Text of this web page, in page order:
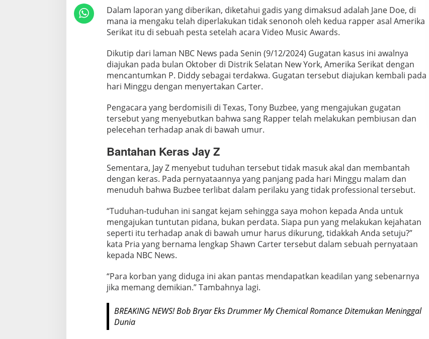
t
a
h
a
n
A
n
g
a
p
u
d
u
h
n
I
n
i
K
j
m
Dalam laporan yang diberikan, diketahui gadis yang dimaksud adalah Jane Doe, di
mana ia mengaku telah diperlakukan tidak senonoh oleh kedua rapper asal Amerika
Serikat itu di sebuah pesta setelah acara Video Music Awards.
Dikutip dari laman NBC News pada Senin (9/12/2024) Gugatan kasus ini awalnya
diajukan pada bulan Oktober di Distrik Selatan New York, Amerika Serikat dengan
mencantumkan P. Diddy sebagai terdakwa. Gugatan tersebut diajukan kembali pada
hari Minggu dengan menyertakan Carter.
Pengacara yang berdomisili di Texas, Tony Buzbee, yang mengajukan gugatan
tersebut yang menyebutkan bahwa sang Rapper telah melakukan pembiusan dan
pelecehan terhadap anak di bawah umur.
Bantahan Keras Jay Z
Sementara, Jay Z menyebut tuduhan tersebut tidak masuk akal dan membantah
dengan keras. Pada pernyataannya yang panjang pada hari Minggu malam dan
menuduh bahwa Buzbee terlibat dalam perilaku yang tidak professional tersebut.
“Tuduhan-tuduhan ini sangat kejam sehingga saya mohon kepada Anda untuk
mengajukan tuntutan pidana, bukan perdata. Siapa pun yang melakukan kejahatan
seperti itu terhadap anak di bawah umur harus dikurung, tidakkah Anda setuju?”
kata Pria yang bernama lengkap Shawn Carter tersebut dalam sebuah pernyataan
kepada NBC News.
“Para korban yang diduga ini akan pantas mendapatkan keadilan yang sebenarnya
jika memang demikian.” Tambahnya lagi.
BREAKING NEWS! Bob Bryar Eks Drummer My Chemical Romance Ditemukan Meninggal
Dunia